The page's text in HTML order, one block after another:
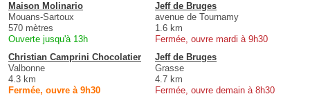
Maison Molinario
Mouans-Sartoux
570 mètres
Ouverte jusqu'à 13h
Jeff de Bruges
avenue de Tournamy
1.6 km
Fermée, ouvre mardi à 9h30
Christian Camprini Chocolatier
Valbonne
4.3 km
Fermée, ouvre à 9h30
Jeff de Bruges
Grasse
4.7 km
Fermée, ouvre demain à 8h30